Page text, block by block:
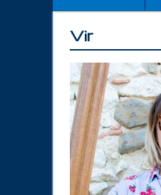
Vir